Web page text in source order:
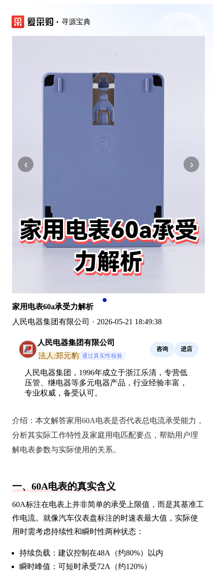
寻源宝典
‹ ›
家用电表60a承受力解析
人民电器集团有限公司 · 2026-05-21 18:49:38
人民电器集团有限公司
法人:郑元豹 通过真实性核验
咨询 进店
人民电器集团，1996年成立于浙江乐清，专营低
压管、继电器等多元电器产品，行业经验丰富，
专业权威，备受认可。
介绍： 本文解答家用60A电表是否代表总电流承受能力，
分析其实际工作特性及家庭用电匹配要点，帮助用户理
解电表参数与实际使用的关系。
一、60A电表的真实含义
60A标注在电表上并非简单的承受上限值，而是其基准工
作电流。就像汽车仪表盘标注的时速表最大值，实际使
用时需考虑持续性和瞬时性两种状态：
持续负载：建议控制在48A（约80%）以内
瞬时峰值：可短时承受72A（约120%）